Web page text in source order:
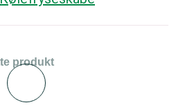
produkt